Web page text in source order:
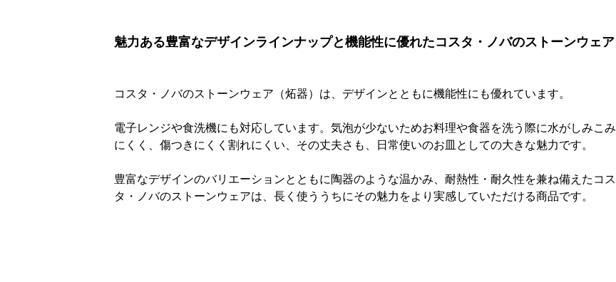
魅力ある豊富なデザインラインナップと機能性に優れたコスタ・ノバのストーンウェア
コスタ・ノバのストーンウェア（炻器）は、デザインとともに機能性にも優れています。
電子レンジや食洗機にも対応しています。気泡が少ないためお料理や食器を洗う際に水がしみこみ
にくく、傷つきにくく割れにくい、その丈夫さも、日常使いのお皿としての大きな魅力です。
豊富なデザインのバリエーションとともに陶器のような温かみ、耐熱性・耐久性を兼ね備えたコス
タ・ノバのストーンウェアは、長く使ううちにその魅力をより実感していただける商品です。